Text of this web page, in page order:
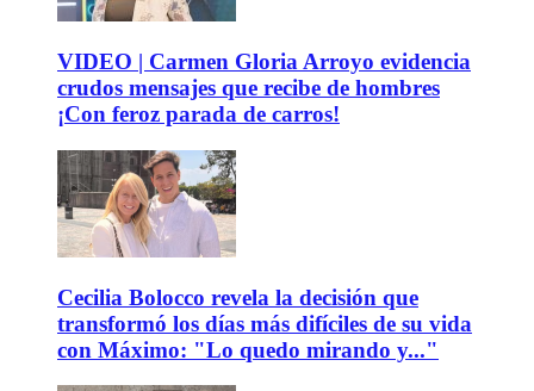
VIDEO | Carmen Gloria Arroyo evidencia
crudos mensajes que recibe de hombres
¡Con feroz parada de carros!
Cecilia Bolocco revela la decisión que
transformó los días más difíciles de su vida
con Máximo: "Lo quedo mirando y..."